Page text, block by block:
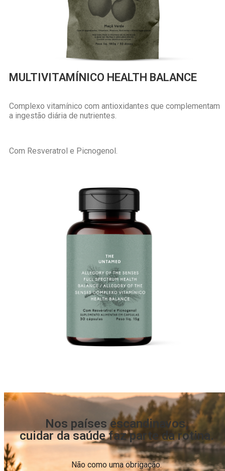
MULTIVITAMÍNICO HEALTH BALANCE
Complexo vitamínico com antioxidantes que complementam
a ingestão diária de nutrientes.
Com Resveratrol e Picnogenol.
Nos países escandinavos,
cuidar da saúde faz parte da rotina.
Não como uma obrigação.